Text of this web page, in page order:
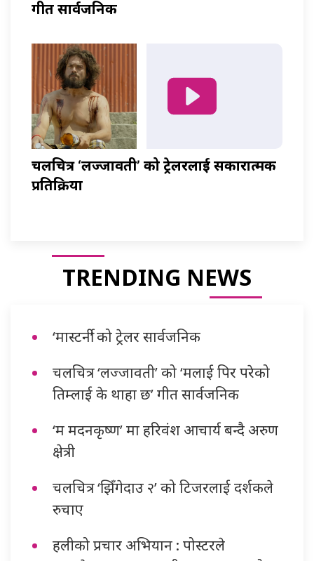
गीत सार्वजनिक
चलचित्र ‘लज्जावती’ को ट्रेलरलाई सकारात्मक
प्रतिक्रिया
TRENDING NEWS
‘मास्टर्नी’ को ट्रेलर सार्वजनिक
चलचित्र ‘लज्जावती’ को ‘मलाई पिर परेको
तिम्लाई के थाहा छ’ गीत सार्वजनिक
‘म मदनकृष्ण’ मा हरिवंश आचार्य बन्दै अरुण
क्षेत्री
चलचित्र ‘झिँगेदाउ २’ को टिजरलाई दर्शकले
रुचाए
हलीको प्रचार अभियान : पोस्टरले